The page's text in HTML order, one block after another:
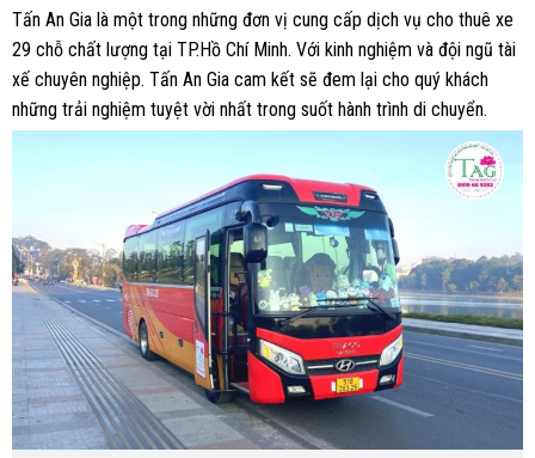
Tấn An Gia là một trong những đơn vị cung cấp dịch vụ cho thuê xe
29 chỗ chất lượng tại TP.Hồ Chí Minh. Với kinh nghiệm và đội ngũ tài
xế chuyên nghiệp. Tấn An Gia cam kết sẽ đem lại cho quý khách
những trải nghiệm tuyệt vời nhất trong suốt hành trình di chuyển.